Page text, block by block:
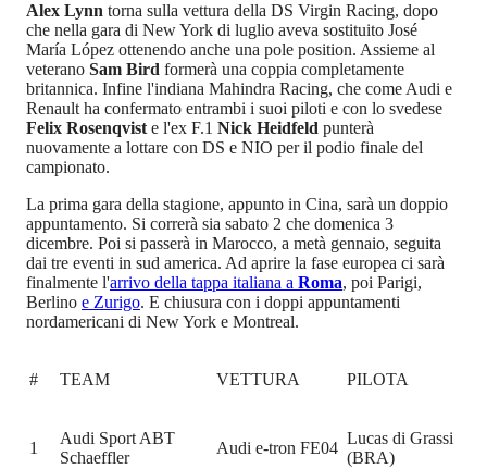
Alex Lynn torna sulla vettura della DS Virgin Racing, dopo
che nella gara di New York di luglio aveva sostituito José
María López ottenendo anche una pole position. Assieme al
veterano Sam Bird formerà una coppia completamente
britannica. Infine l'indiana Mahindra Racing, che come Audi e
Renault ha confermato entrambi i suoi piloti e con lo svedese
Felix Rosenqvist e l'ex F.1 Nick Heidfeld punterà
nuovamente a lottare con DS e NIO per il podio finale del
campionato.
La prima gara della stagione, appunto in Cina, sarà un doppio
appuntamento. Si correrà sia sabato 2 che domenica 3
dicembre. Poi si passerà in Marocco, a metà gennaio, seguita
dai tre eventi in sud america. Ad aprire la fase europea ci sarà
finalmente l'arrivo della tappa italiana a Roma, poi Parigi,
Berlino e Zurigo. E chiusura con i doppi appuntamenti
nordamericani di New York e Montreal.
# TEAM VETTURA PILOTA
1
Audi Sport ABT
Schaeffler
Audi e-tron FE04
Lucas di Grassi
(BRA)